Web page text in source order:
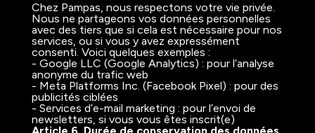
Chez Pampas, nous respectons votre vie privée.
Nous ne partageons vos données personnelles
avec des tiers que si cela est nécessaire pour nos
services, ou si vous y avez expressément
consenti. Voici quelques exemples :
- Google LLC (Google Analytics) : pour l’analyse
anonyme du trafic web
- Meta Platforms Inc. (Facebook Pixel) : pour des
publicités ciblées
- Services d’e-mail marketing : pour l’envoi de
newsletters, si vous vous êtes inscrit(e)